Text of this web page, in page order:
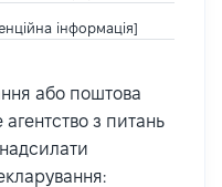
інформація]
або поштова
з питань